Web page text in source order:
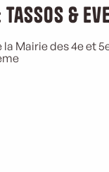
&
Mairie des 4e et